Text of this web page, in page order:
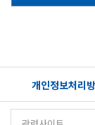
개인정보처리